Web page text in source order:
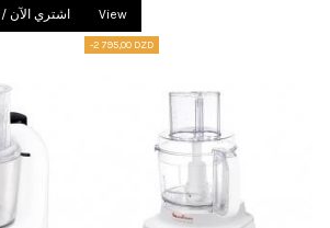
Acheter / اشتري الآن View
-2 795,00 DZD